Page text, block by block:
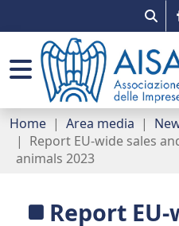
Home Area media
Report EU-wide sales
animals 2023
Report
Il mercato
Qualità e innovazione
Missione tracciabilità
Gruppi di lavoro
Prontuario veterinario
Portale dei servizi
Comunicati stampa
AISA per Pet B2B
Sondaggi
Associazione e network
Organizzazione
Imprese associate